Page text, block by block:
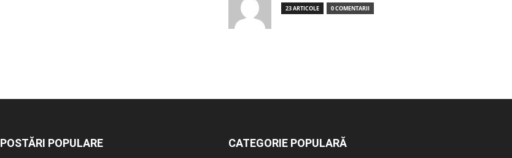
23 ARTICOLE 0 COMENTARII
POSTĂRI POPULARE CATEGORIE POPULARĂ